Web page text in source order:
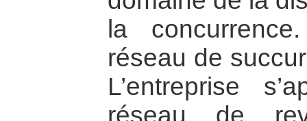
la
réseau de
L’entreprise
réseau de